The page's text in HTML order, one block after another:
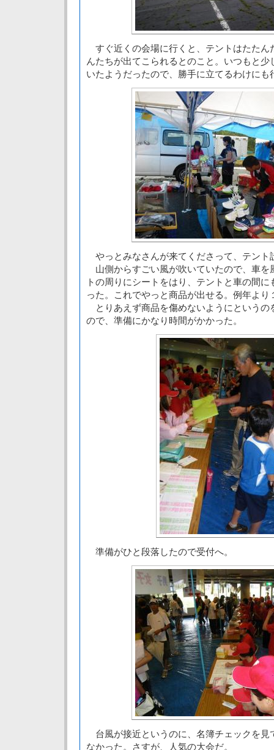
すぐ近くの会場に行くと、テントはたたん
んたちが出てこられるとのこと。いつもと
いたようだったので、勝手に立てるわけにも
やっとみなさんが来てくださって、テント
山側からすごい風が吹いていたので、車を
トの周りにシートをはり、テントと車の間
った。これでやっと商品が出せる。例年より
とりあえず商品を傷めないようにというの
ので、準備にかなり時間がかかった。
準備がひと段落したので受付へ。
台風が接近というのに、名簿チェックを見
なかった。さすが、人気の大会だ。